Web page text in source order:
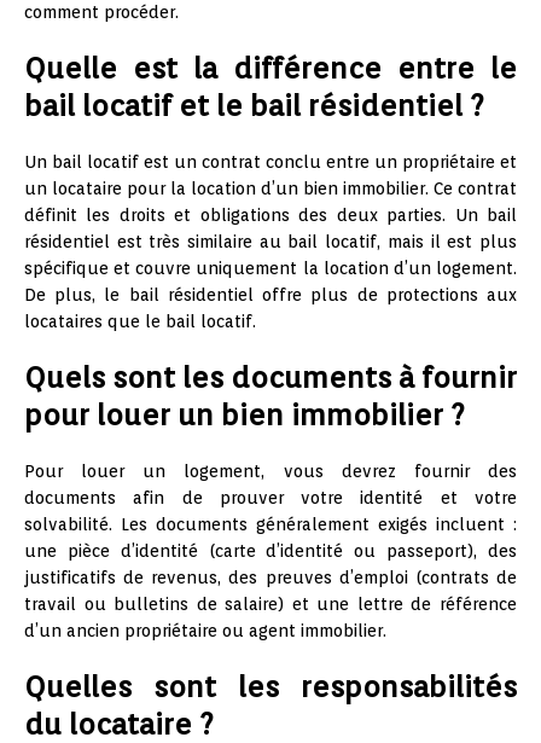
comment procéder.
Quelle est la différence entre le
bail locatif et le bail résidentiel ?
Un bail locatif est un contrat conclu entre un propriétaire et
un locataire pour la location d’un bien immobilier. Ce contrat
définit les droits et obligations des deux parties. Un bail
résidentiel est très similaire au bail locatif, mais il est plus
spécifique et couvre uniquement la location d’un logement.
De plus, le bail résidentiel offre plus de protections aux
locataires que le bail locatif.
Quels sont les documents à fournir
pour louer un bien immobilier ?
Pour louer un logement, vous devrez fournir des
documents afin de prouver votre identité et votre
solvabilité. Les documents généralement exigés incluent :
une pièce d’identité (carte d’identité ou passeport), des
justificatifs de revenus, des preuves d’emploi (contrats de
travail ou bulletins de salaire) et une lettre de référence
d’un ancien propriétaire ou agent immobilier.
Quelles sont les responsabilités
du locataire ?